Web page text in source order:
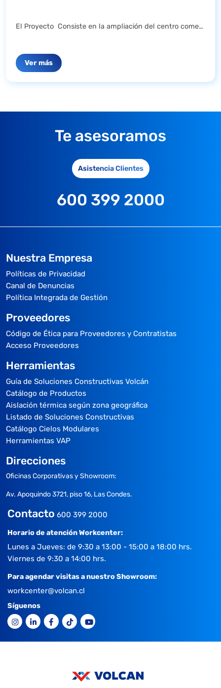
El Proyecto Consiste en la ampliación del centro comercial Mall Plaza Vespucio, ...
Ver más
Te asesoramos
Asistencia Clientes
600 399 2000
Nuestra Empresa
Políticas de Privacidad
Canal de Denuncias
Política Integrada de Gestión
Proveedores
Código de Ética para Proveedores y Contratistas
Acceso Proveedores
Herramientas
Guía de Soluciones Constructivas Volcán
Catálogo de Productos
Aislación térmica según zona geográfica
Listado de Soluciones Constructivas
Catálogo Cielos Modulares
Herramientas VAP
Direcciones
Oficinas Corporativas y Showroom:
Av. Apoquindo 3721, piso 16, Las Condes.
Contacto 600 399 2000
Horario de atención Workcenter:
Lunes a Jueves: de 9:30 a 13:00 - 15:00 a 18:00 hrs.
Viernes de 9:30 a 14:00 hrs.
Para agendar visitas a nuestro Showroom:
workcenter@volcan.cl
Síguenos